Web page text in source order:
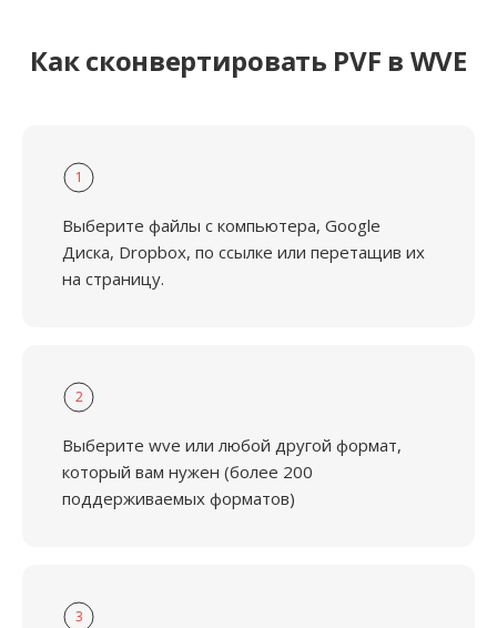
Как сконвертировать PVF в WVE
1
Выберите файлы с компьютера, Google
Диска, Dropbox, по ссылке или перетащив их
на страницу.
2
Выберите wve или любой другой формат,
который вам нужен (более 200
поддерживаемых форматов)
3